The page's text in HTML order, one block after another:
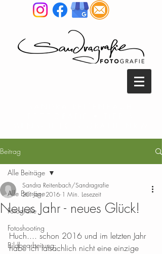
Beitrag
Alle Beiträge
Fotografie
Fotoshooting
Bildbearbeitung
Alle Beiträge
Neues Jahr - neues Glück!
Sandra Reitenbach/Sandragrafie
20. Jan. 2016 1 Min. Lesezeit
Huch.... schon 2016 und im letzten Jahr
habe ich tatsächlich nicht eine einzige